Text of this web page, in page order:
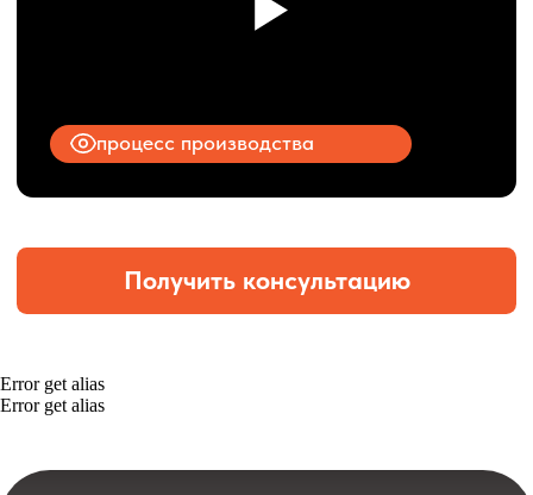
Error get alias
Error get alias